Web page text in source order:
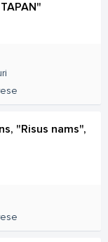
"Risus nams",